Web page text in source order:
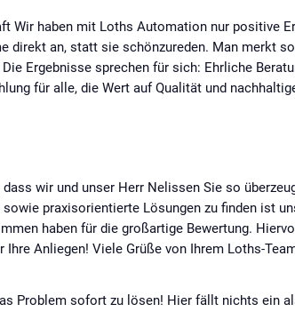
Wir haben mit Loths Automation nur positive
direkt an, statt sie schönzureden. Man merkt
Ergebnisse sprechen für sich: Ehrliche
für alle, die Wert auf Qualität und
wir und unser Herr Nelissen Sie so
praxisorientierte Lösungen zu finden ist
haben für die großartige Bewertung.
Anliegen! Viele Grüße von Ihrem Loths-
Problem sofort zu lösen! Hier fällt nichts ein